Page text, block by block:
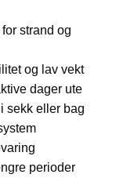
strand og
og lav vekt
dager ute
sekk eller bag
perioder